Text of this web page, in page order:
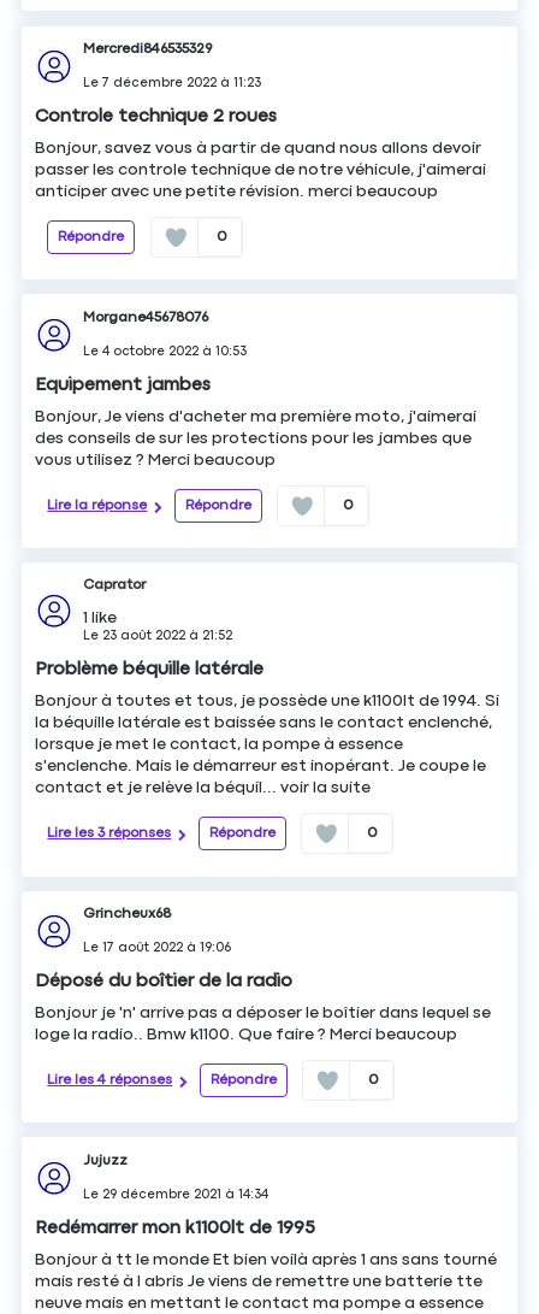
Mercredi846535329
Le7 décembre 2022 à11:23
Controle technique 2 roues
Bonjour, savez vous à partir de quand nous allons devoir
passer les controle technique de notre véhicule, j'aimerai
anticiper avec une petite révision. merci beaucoup
Répondre 0
Morgane45678076
Le4 octobre 2022 à10:53
Equipement jambes
Bonjour, Je viens d'acheter ma première moto, j'aimerai
des conseils de sur les protections pour les jambes que
vous utilisez ? Merci beaucoup
Lire la réponse Répondre 0
Caprator
1 like
Le 23 août 2022 à 21:52
Problème béquille latérale
Bonjour à toutes et tous, je possède une k1100lt de 1994. Si
la béquille latérale est baissée sans le contact enclenché,
lorsque je met le contact, la pompe à essence
s'enclenche. Mais le démarreur est inopérant. Je coupe le
contact et je relève la béquil...voir la suite
Lire les 3 réponses Répondre 0
Grincheux68
Le17 août 2022 à19:06
Déposé du boîtier de la radio
Bonjour je 'n' arrive pas a déposer le boîtier dans lequel se
loge la radio.. Bmw k1100. Que faire ? Merci beaucoup
Lire les 4 réponses Répondre 0
Jujuzz
Le 29 décembre 2021 à14:34
Redémarrer mon k1100lt de 1995
Bonjour à tt le monde Et bien voilà après 1 ans sans tourné
mais resté à l abris Je viens de remettre une batterie tte
neuve mais en mettant le contact ma pompe a essence